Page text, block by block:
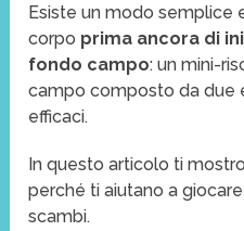
Esiste un modo semplice
corpo prima ancora di
fondo campo: un mini-
campo composto da due
efficaci.
In questo articolo ti
perché ti aiutano a
scambi.